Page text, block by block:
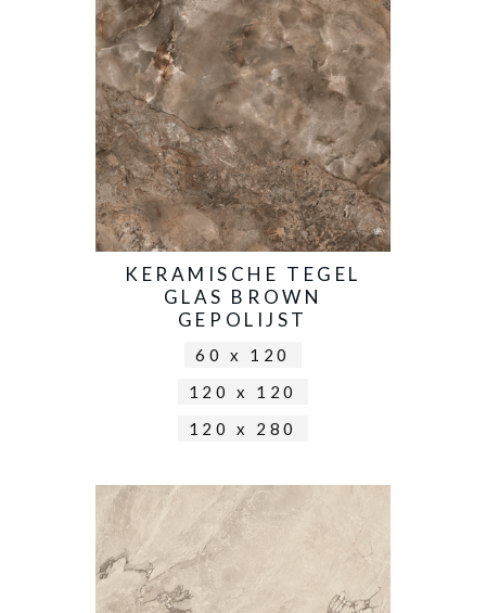
KERAMISCHE TEGEL
GLAS BROWN
GEPOLIJST
60 x 120
120 x 120
120 x 280